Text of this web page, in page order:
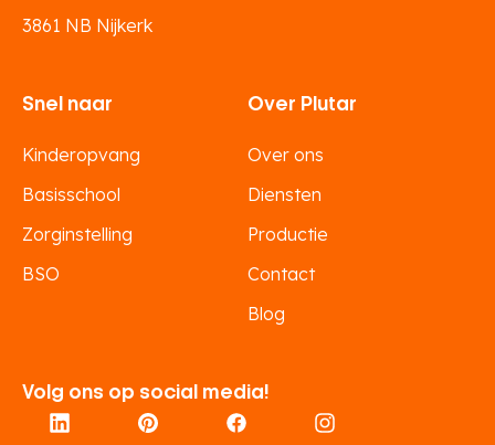
Volg ons op social media!
3861 NB Nijkerk
Snel naar
Kinderopvang
Basisschool
Zorginstelling
BSO
Over Plutar
Over ons
Diensten
Productie
Contact
Blog